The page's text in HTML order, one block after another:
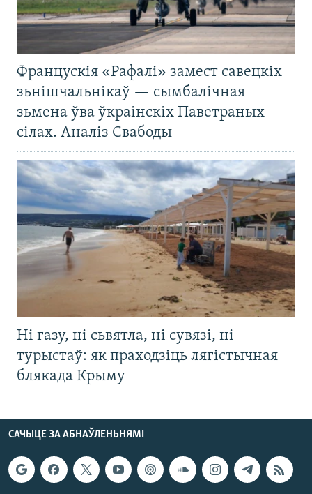
Францускія «Рафалі» замест савецкіх
зьнішчальнікаў — сымбалічная
зьмена ўва ўкраінскіх Паветраных
сілах. Аналіз Свабоды
Ні газу, ні сьвятла, ні сувязі, ні
турыстаў: як праходзіць лягістычная
блякада Крыму
САЧЫЦЕ ЗА АБНАЎЛЕНЬНЯМІ